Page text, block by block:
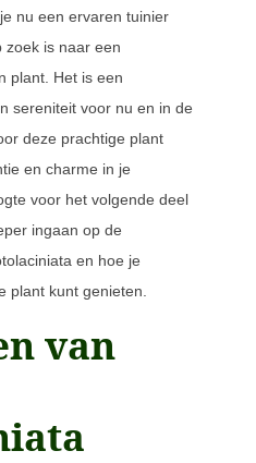
nu een ervaren tuinier
zoek is naar een
plant. Het is een
sereniteit voor nu en in de
deze prachtige plant
en charme in je
voor het volgende deel
ingaan op de
en hoe je
plant kunt genieten.
van